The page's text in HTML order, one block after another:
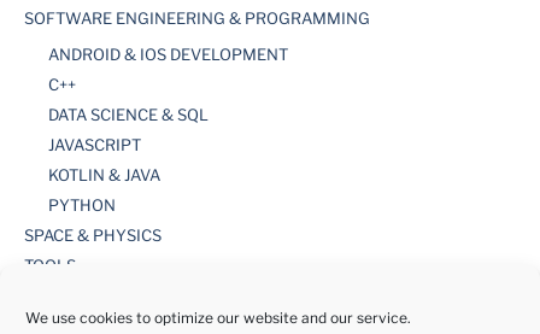
We use cookies to optimize our website and our service.
SOFTWARE ENGINEERING & PROGRAMMING
ANDROID & IOS DEVELOPMENT
C++
DATA SCIENCE & SQL
JAVASCRIPT
KOTLIN & JAVA
PYTHON
SPACE & PHYSICS
TOOLS